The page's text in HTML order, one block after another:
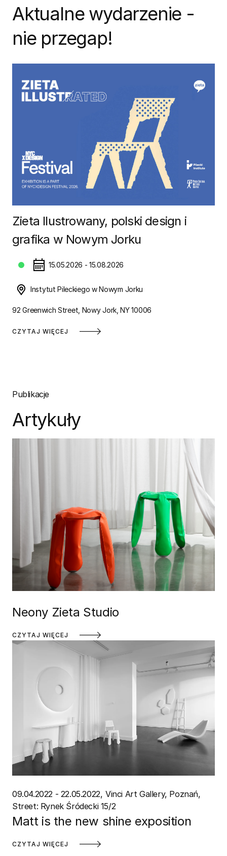
Aktualne wydarzenie -
nie przegap!
Zieta Ilustrowany, polski design i
grafika w Nowym Jorku
15.05.2026 - 15.08.2026
Instytut Pileckiego w Nowym Jorku
92 Greenwich Street, Nowy Jork, NY 10006
CZYTAJ WIĘCEJ
Publikacje
Artykuły
Neony Zieta Studio
CZYTAJ WIĘCEJ
09.04.2022 - 22.05.2022 Vinci Art Gallery, Poznań
Street: Rynek Śródecki 15/2
Matt is the new shine exposition
CZYTAJ WIĘCEJ